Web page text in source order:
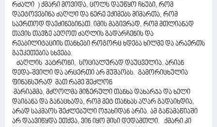
რძალი ) ქმარი მოვიდა, ცოლს დაუწყო ჩხუბი, რომ
დაეტოვებინა ძაღლი და ნერე ექიმებს მიმართა, რომ
საერთოდ დაეძინებინათ. იმის მაგივრად, რომ მთლიანად
თავის თავზე აეღოთ ძაღლის გადარჩენის და
რეაბილიტაციის თანხები როგორც ხდება ხილმე და არაერთს
გაუკეთებია სხვება.
ძაღლის პატრონი, სოციალურად დაუცველია. არიან
დედა-შვილი და არცერთი არ მუშაობს. გამორიცხულია
ფინანსურად მათ რამე შეძლონ
მარიამმა, მძღოლმა მიზერული თანხა დახარჯა და ხელი
დაიბანა და განაცხადა, რომ მეტ თანხას აღარ გადაიხდია,
არად საკმაოს შეძლებული ოჯახიდან არია. ამ გაწამაწიაში
არ დაავიწყდა ეთქვა, ვინ იყო მისი დედამთლი. ქმარი კი